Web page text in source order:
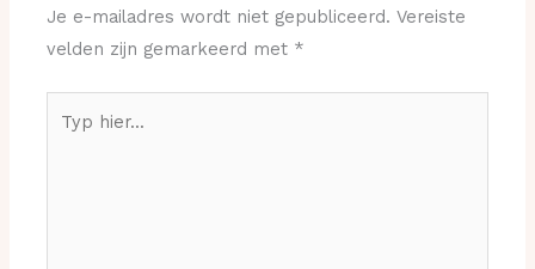
Je e-mailadres wordt niet gepubliceerd. Vereiste
velden zijn gemarkeerd met *
hier...